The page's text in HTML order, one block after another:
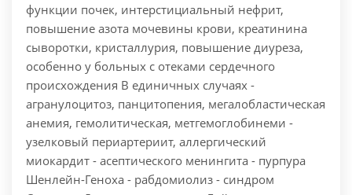
функции почек, интерстициальный нефрит,
повышение азота мочевины крови, креатинина
сыворотки, кристаллурия, повышение диуреза,
особенно у больных с отеками сердечного
происхождения В единичных случаях -
агранулоцитоз, панцитопения, мегалобластическая
анемия, гемолитическая, метгемоглобинеми -
узелковый периартериит, аллергический
миокардит - асептического менингита - пурпура
Шенлейн-Геноха - рабдомиолиз - синдром